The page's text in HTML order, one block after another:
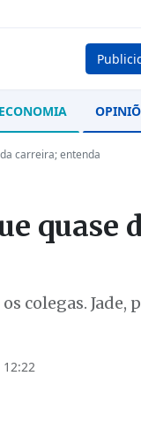
ECONOMIA
carreira; entenda
quase
colegas. Jade,